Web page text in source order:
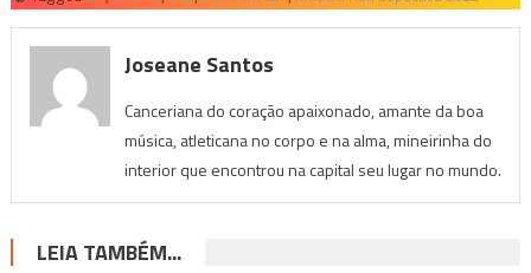
Joseane Santos
Canceriana do coração apaixonado, amante da boa
música, atleticana no corpo e na alma, mineirinha do
interior que encontrou na capital seu lugar no mundo.
LEIA TAMBÉM...